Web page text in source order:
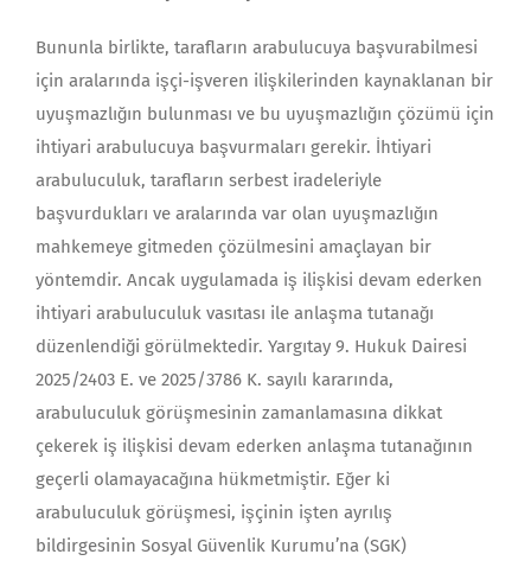
Bununla birlikte, tarafların arabulucuya başvurabilmesi
için aralarında işçi-işveren ilişkilerinden kaynaklanan bir
uyuşmazlığın bulunması ve bu uyuşmazlığın çözümü için
ihtiyari arabulucuya başvurmaları gerekir. İhtiyari
arabuluculuk, tarafların serbest iradeleriyle
başvurdukları ve aralarında var olan uyuşmazlığın
mahkemeye gitmeden çözülmesini amaçlayan bir
yöntemdir. Ancak uygulamada iş ilişkisi devam ederken
ihtiyari arabuluculuk vasıtası ile anlaşma tutanağı
düzenlendiği görülmektedir. Yargıtay 9. Hukuk Dairesi
2025/2403 E. ve 2025/3786 K. sayılı kararında,
arabuluculuk görüşmesinin zamanlamasına dikkat
çekerek iş ilişkisi devam ederken anlaşma tutanağının
geçerli olamayacağına hükmetmiştir. Eğer ki
arabuluculuk görüşmesi, işçinin işten ayrılış
bildirgesinin Sosyal Güvenlik Kurumu’na (SGK)